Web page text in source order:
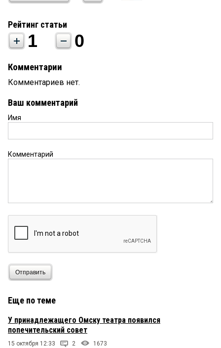
Рейтинг статьи
1 0
Комментарии
Комментариев нет.
Ваш комментарий
Имя
Комментарий
Отправить
Еще по теме
У принадлежащего Омску театра появился
попечительский совет
15 октября 12:33 2 1673